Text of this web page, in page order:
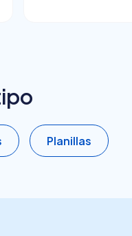
Planillas